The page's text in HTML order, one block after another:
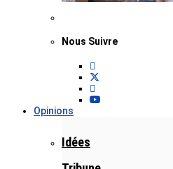
Nous Suivre
Opinions
Idées